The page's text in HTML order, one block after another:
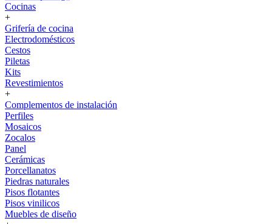
Cocinas
+
Grifería de cocina
Electrodomésticos
Cestos
Piletas
Kits
Revestimientos
+
Complementos de instalación
Perfiles
Mosaicos
Zocalos
Panel
Cerámicas
Porcellanatos
Piedras naturales
Pisos flotantes
Pisos vinilicos
Muebles de diseño